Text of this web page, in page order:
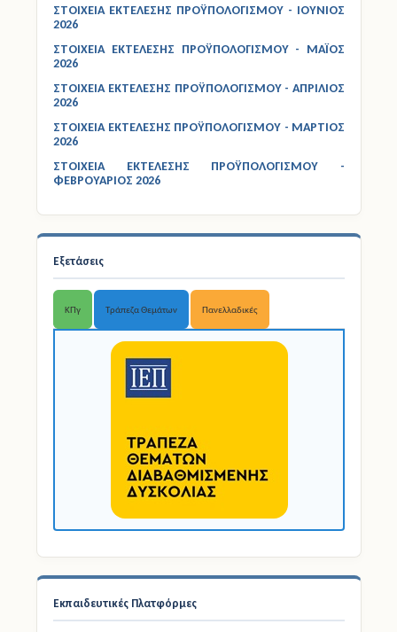
ΣΤΟΙΧΕΙΑ ΕΚΤΕΛΕΣΗΣ ΠΡΟΫΠΟΛΟΓΙΣΜΟΥ - ΜΑΪΟΣ
2026
ΣΤΟΙΧΕΙΑ ΕΚΤΕΛΕΣΗΣ ΠΡΟΫΠΟΛΟΓΙΣΜΟΥ - ΑΠΡΙΛΙΟΣ
2026
ΣΤΟΙΧΕΙΑ ΕΚΤΕΛΕΣΗΣ ΠΡΟΫΠΟΛΟΓΙΣΜΟΥ - ΜΑΡΤΙΟΣ
2026
ΣΤΟΙΧΕΙΑ ΕΚΤΕΛΕΣΗΣ ΠΡΟΫΠΟΛΟΓΙΣΜΟΥ -
ΦΕΒΡΟΥΑΡΙΟΣ 2026
ΚΠγ Τράπεζα Θεμάτων Πανελλαδικές
Ψηφιακό Σχολείο Sch Blogs Stem